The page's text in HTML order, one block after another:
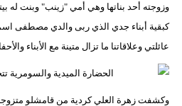
وزوجته أحد بناتها وهي أمي "زينب" وبنت له
كبقية أبناء جدي الذي ربى والدي مصطفى
عائلتي وعلاقاتنا ما تزال متينة مع الأبناء
وكشفت زهرة العلي كردية من قامشلو